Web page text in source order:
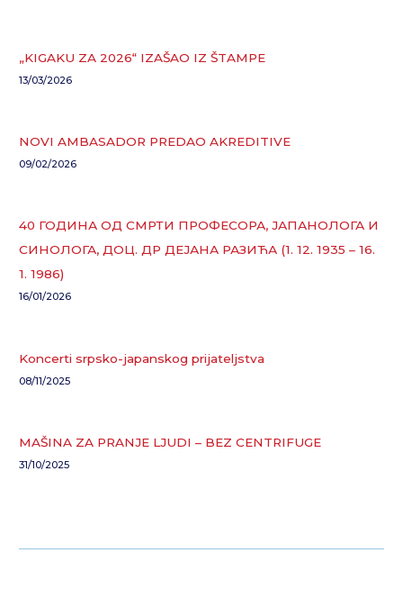
„KIGAKU ZA 2026“ IZAŠAO IZ ŠTAMPE
13/03/2026
NOVI AMBASADOR PREDAO AKREDITIVE
09/02/2026
40 ГОДИНА ОД СМРТИ ПРОФЕСОРА, ЈАПАНОЛОГА И
СИНОЛОГА, ДОЦ. ДР ДЕЈАНА РАЗИЋА (1. 12. 1935 – 16.
1. 1986)
16/01/2026
Koncerti srpsko-japanskog prijateljstva
08/11/2025
MAŠINA ZA PRANJE LJUDI – BEZ CENTRIFUGE
31/10/2025